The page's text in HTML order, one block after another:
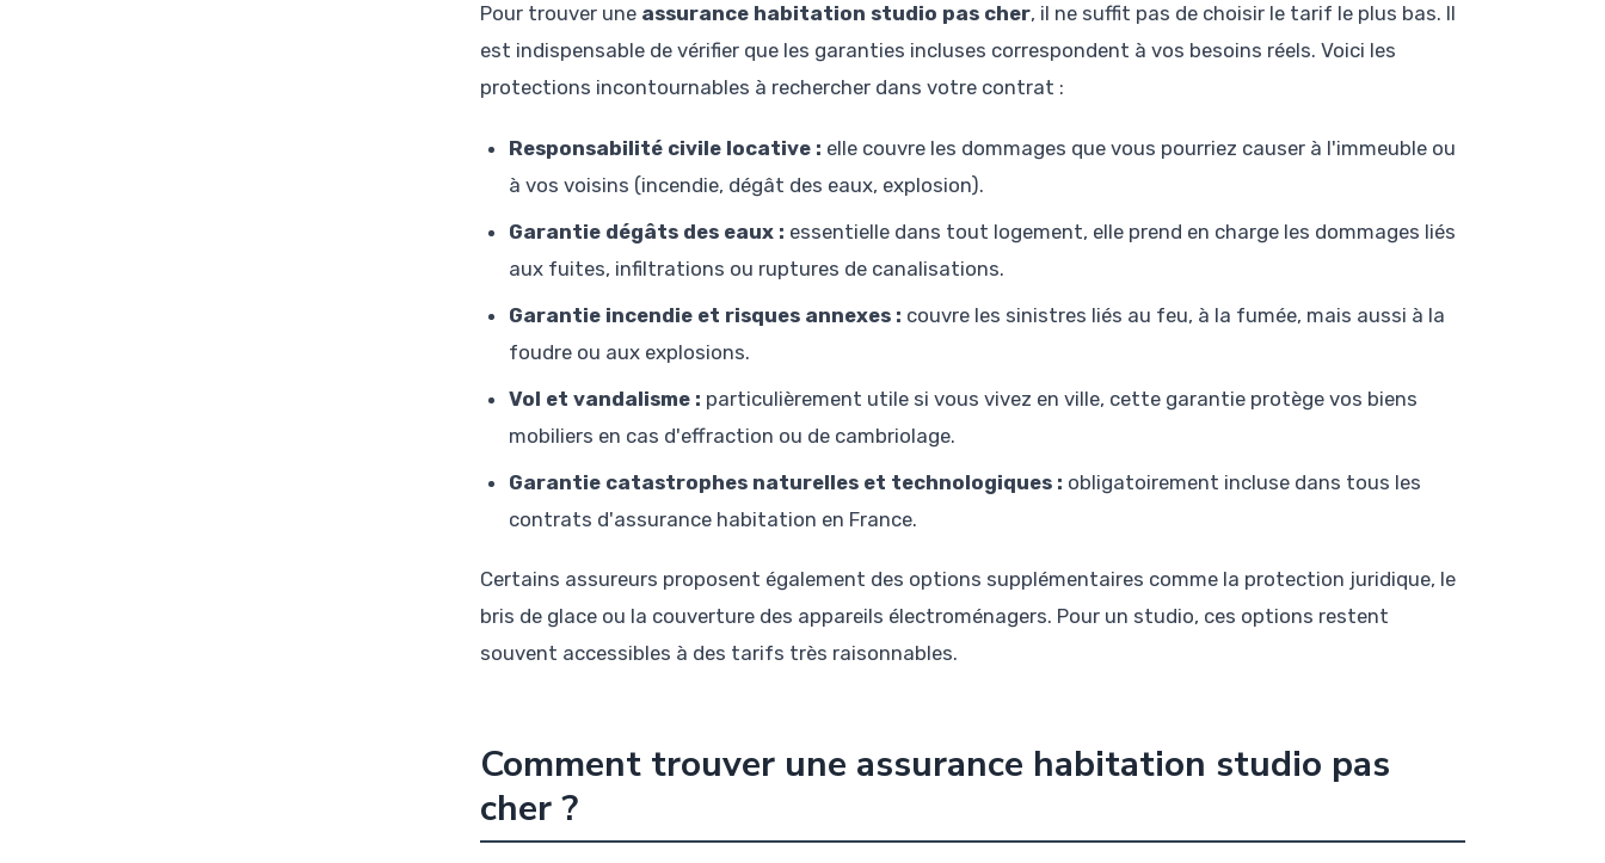
Pour trouver une assurance habitation studio pas cher, il ne suffit pas de choisir le tarif le plus bas. Il
est indispensable de vérifier que les garanties incluses correspondent à vos besoins réels. Voici les
protections incontournables à rechercher dans votre contrat :
Responsabilité civile locative : elle couvre les dommages que vous pourriez causer à l'immeuble ou
à vos voisins (incendie, dégât des eaux, explosion).
Garantie dégâts des eaux : essentielle dans tout logement, elle prend en charge les dommages liés
aux fuites, infiltrations ou ruptures de canalisations.
Garantie incendie et risques annexes : couvre les sinistres liés au feu, à la fumée, mais aussi à la
foudre ou aux explosions.
Vol et vandalisme : particulièrement utile si vous vivez en ville, cette garantie protège vos biens
mobiliers en cas d'effraction ou de cambriolage.
Garantie catastrophes naturelles et technologiques : obligatoirement incluse dans tous les
contrats d'assurance habitation en France.
Certains assureurs proposent également des options supplémentaires comme la protection juridique, le
bris de glace ou la couverture des appareils électroménagers. Pour un studio, ces options restent
souvent accessibles à des tarifs très raisonnables.
Comment trouver une assurance habitation studio pas
cher ?